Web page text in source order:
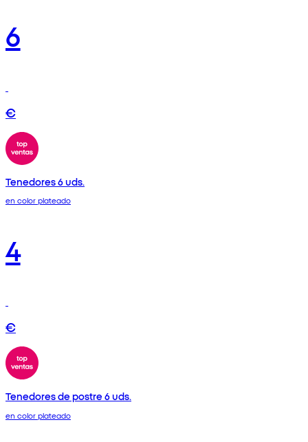
6
€
Tenedores 6 uds.
en color plateado
4
€
Tenedores de postre 6 uds.
en color plateado